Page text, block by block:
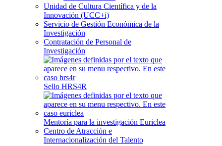
Unidad de Cultura Científica y de la
Innovación (UCC+i)
Servicio de Gestión Económica de la
Investigación
Contratación de Personal de
Investigación
Sello HRS4R
Mentoría para la investigación Euriclea
Centro de Atracción e
Internacionalización del Talento